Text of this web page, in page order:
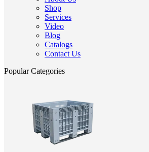
Shop
Services
Video
Blog
Catalogs
Contact Us
Popular Categories